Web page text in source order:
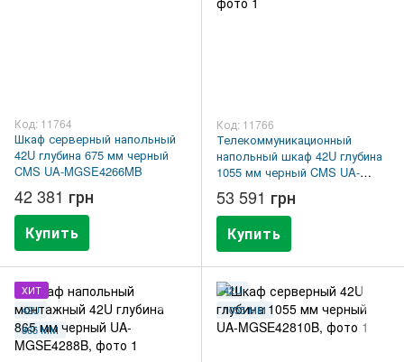
Код: 11764
Шкаф серверный напольный
42U глубина 675 мм черный
CMS UA-MGSE4266MB
42 381 грн
Купить
Код: 11766
Телекоммуникационный
напольный шкаф 42U глубина
1055 мм черный CMS UA-
MGSE42610MB
53 591 грн
Купить
ХИТ
42U
865 ММ
42U
1055 ММ